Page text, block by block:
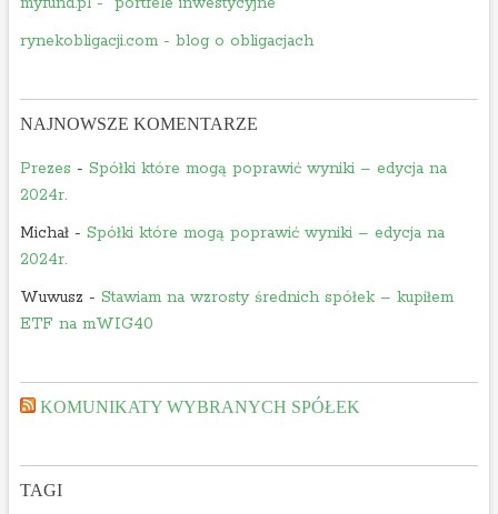
rynekobligacji.com - blog o obligacjach
NAJNOWSZE KOMENTARZE
Prezes - Spółki które mogą poprawić wyniki – edycja na
2024r.
Michał- Spółki które mogą poprawić wyniki – edycja na
2024r.
Wuwusz - Stawiam na wzrosty średnich spółek – kupiłem
ETF na mWIG40
KOMUNIKATY WYBRANYCH SPÓŁEK
TAGI